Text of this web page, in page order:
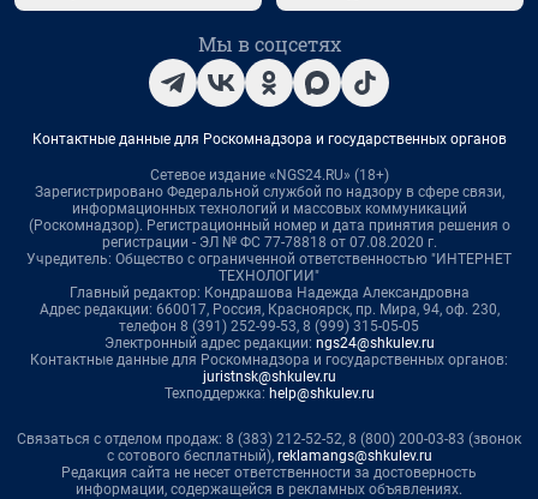
Мы в соцсетях
Контактные данные для Роскомнадзора и государственных органов
Сетевое издание «NGS24.RU» (18+)
Зарегистрировано Федеральной службой по надзору в сфере связи,
информационных технологий и массовых коммуникаций
(Роскомнадзор). Регистрационный номер и дата принятия решения о
регистрации - ЭЛ № ФС 77-78818 от 07.08.2020 г.
Учредитель: Общество с ограниченной ответственностью "ИНТЕРНЕТ
ТЕХНОЛОГИИ"
Главный редактор: Кондрашова Надежда Александровна
Адрес редакции: 660017, Россия, Красноярск, пр. Мира, 94, оф. 230,
телефон 8 (391) 252-99-53, 8 (999) 315-05-05
Электронный адрес редакции: ngs24@shkulev.ru
Контактные данные для Роскомнадзора и государственных органов:
juristnsk@shkulev.ru
Техподдержка: help@shkulev.ru
Связаться с отделом продаж: 8 (383) 212-52-52, 8 (800) 200-03-83 (звонок
с сотового бесплатный), reklamangs@shkulev.ru
Редакция сайта не несет ответственности за достоверность
информации, содержащейся в рекламных объявлениях.